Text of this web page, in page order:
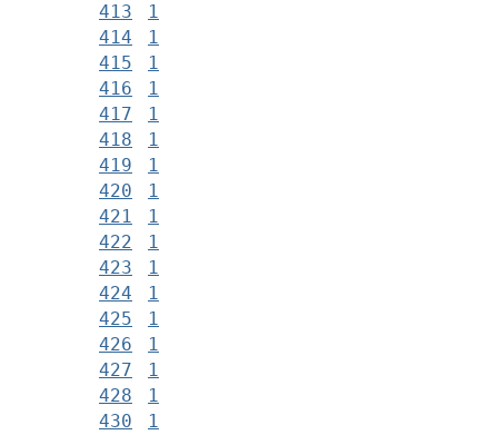
413
1
414
1
415
1
416
1
417
1
418
1
419
1
420
1
421
1
422
1
423
1
424
1
425
1
426
1
427
1
428
1
430
1